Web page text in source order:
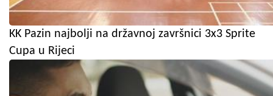
KK Pazin najbolji na državnoj završnici 3x3 Sprite
Cupa u Rijeci